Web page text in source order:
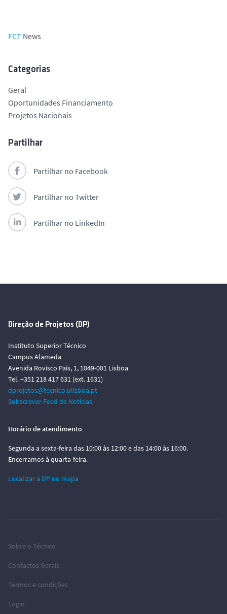
FCT News
Categorias
Geral
Oportunidades Financiamento
Projetos Nacionais
Partilhar
Partilhar no Facebook
Partilhar no Twitter
Partilhar no LinkedIn
Direção de Projetos (DP)
Instituto Superior Técnico
Campus Alameda
Avenida Rovisco Pais, 1, 1049-001 Lisboa
Tel. +351 218 417 631 (ext. 1631)
dprojetos@tecnico.ulisboa.pt
Subscrever Feed de Notícias
Horário de atendimento
Segunda a sexta-feira das 10:00 às 12:00 e das 14:00 às 16:00.
Encerramos à quarta-feira.
Localizar a DP no mapa
Sobre o Técnico
Contactos Gerais
Termos e condições
Login